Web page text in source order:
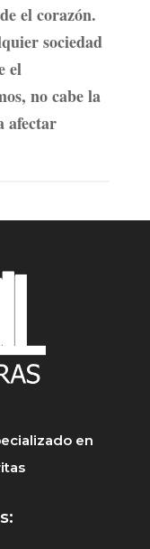
el corazón.
sociedad
el
no cabe la
afectar
en